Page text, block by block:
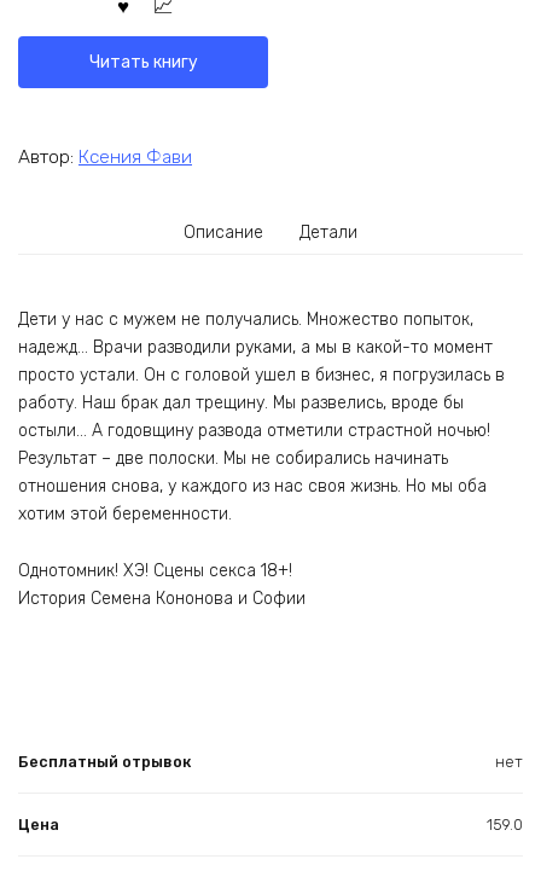
Читать книгу
Автор: Ксения Фави
Описание Детали
Дети у нас с мужем не получались. Множество попыток,
надежд… Врачи разводили руками, а мы в какой-то момент
просто устали. Он с головой ушел в бизнес, я погрузилась в
работу. Наш брак дал трещину. Мы развелись, вроде бы
остыли… А годовщину развода отметили страстной ночью!
Результат – две полоски. Мы не собирались начинать
отношения снова, у каждого из нас своя жизнь. Но мы оба
хотим этой беременности.
Однотомник! ХЭ! Сцены секса 18+!
История Семена Кононова и Софии
Бесплатный отрывок нет
Цена 159.0